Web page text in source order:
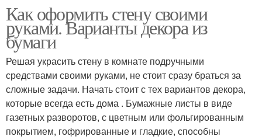
Как оформить стену своими
руками. Варианты декора из
бумаги
Решая украсить стену в комнате подручными
средствами своими руками, не стоит сразу браться за
сложные задачи. Начать стоит с тех вариантов декора,
которые всегда есть дома . Бумажные листы в виде
газетных разворотов, с цветным или фольгированным
покрытием, гофрированные и гладкие, способны